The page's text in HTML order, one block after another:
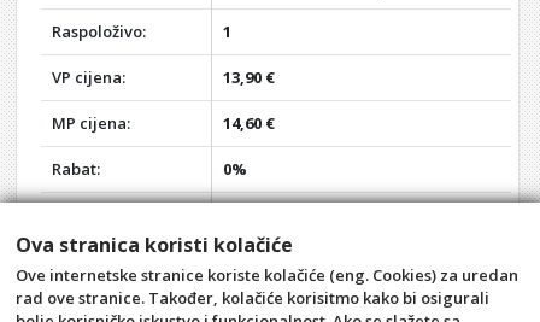
Raspoloživo: 1
VP cijena: 13,90 €
MP cijena: 14,60 €
Rabat: 0%
14,60 €
Akcija: -
Ova stranica koristi kolačiće
Ove internetske stranice koriste kolačiće (eng. Cookies) za uredan
rad ove stranice. Također, kolačiće korisitmo kako bi osigurali